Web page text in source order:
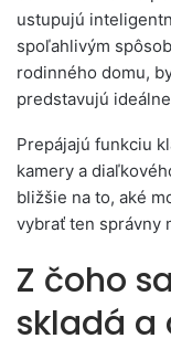
ustupujú
spoľahlivým
rodinného domu,
predstavujú
Prepájajú funkciu
kamery a
bližšie na to, aké
vybrať ten správny
Z čoho
skladá a